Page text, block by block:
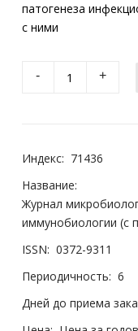
патогенеза
с ними
- +
Индекс: 71436
Название:
Журнал
иммунобиологии (с
ISSN: 0372-9311
Периодичность: 6
Дней до приема